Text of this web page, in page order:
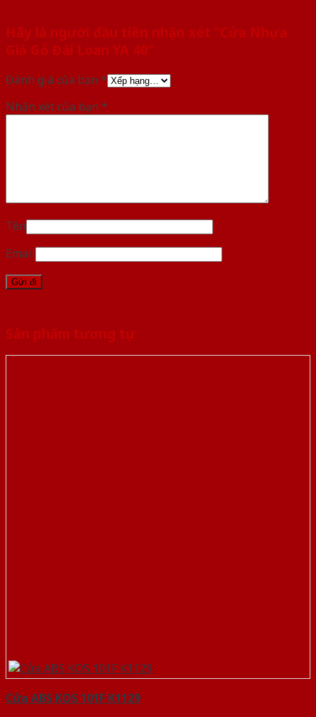
Hãy là người đầu tiên nhận xét “Cửa Nhựa
Giả Gỗ Đài Loan YA 40”
Đánh giá của bạn *
Nhận xét của bạn *
Tên
Email
Sản phẩm tương tự
Cửa ABS KOS 101F K1129